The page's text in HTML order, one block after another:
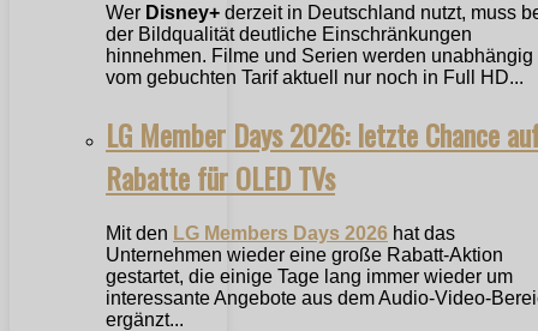
Wer Disney+ derzeit in Deutschland nutzt, muss
der Bildqualität deutliche Einschränkungen
hinnehmen. Filme und Serien werden unabhängig
vom gebuchten Tarif aktuell nur noch in Full HD...
LG Member Days 2026: letzte Chance
Rabatte für OLED TVs
Mit den LG Members Days 2026 hat das
Unternehmen wieder eine große Rabatt-Aktion
gestartet, die einige Tage lang immer wieder um
interessante Angebote aus dem Audio-Video-
ergänzt...